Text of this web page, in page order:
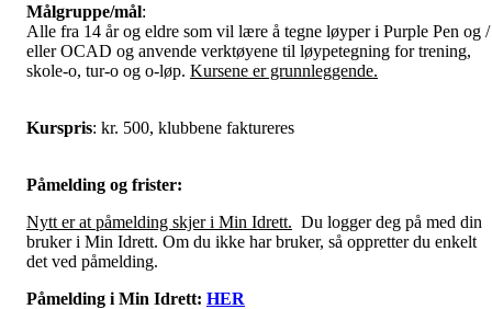
Målgruppe/mål:
Alle fra 14 år og eldre som vil lære å tegne løyper i Purple Pen og /
eller OCAD og anvende verktøyene til løypetegning for trening,
skole-o, tur-o og o-løp. Kursene er grunnleggende.
Kurspris: kr. 500, klubbene faktureres
Påmelding og frister:
Nytt er at påmelding skjer i Min Idrett. Du logger deg på med din
bruker i Min Idrett. Om du ikke har bruker, så oppretter du enkelt
det ved påmelding.
Påmelding i Min Idrett: HER